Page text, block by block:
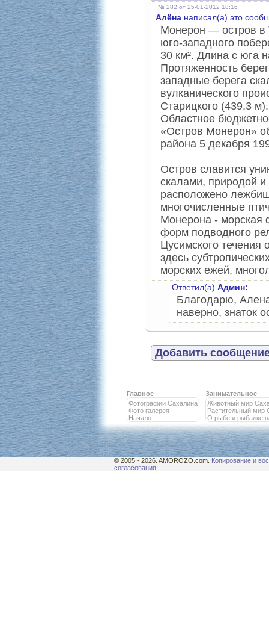
№ 282 от 25-01-2012 18:16
Алёна написал(а) это
Монерон — остров в
юго-западного
30 км². Длина с юга
Протяженность
западные берега
вулканического
Старицкого (439,3 м).
Областное
«Остров Монерон»
района 5 декабря
Остров славится
скалами, природой
расположено
многочисленные
Монерона - морская
форм подводного
Цусимского течения
здесь
морских ежей,
Ответил(а) Админ:
Благодарю,
наверно, знаток
Добавить
Главное
Фотографии Сахалина
Фото галерея
Начало
Занимательное
Животный мир
Растительный мир
О рыбе и рыбалке
© 2005 - 2026. AMOROZO.com. Копирование и
согласования.